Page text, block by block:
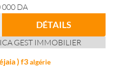
000 DA
DÉTAILS
GEST IMMOBILIER
) f3algérie